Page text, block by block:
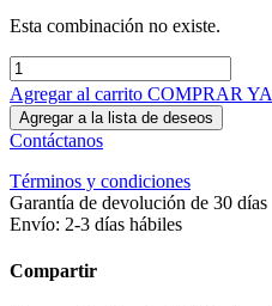
Esta combinación no existe.
Agregar al carrito COMPRAR YA
Agregar a la lista de deseos
Contáctanos
Términos y condiciones
Garantía de devolución de 30 días
Envío: 2-3 días hábiles
Compartir